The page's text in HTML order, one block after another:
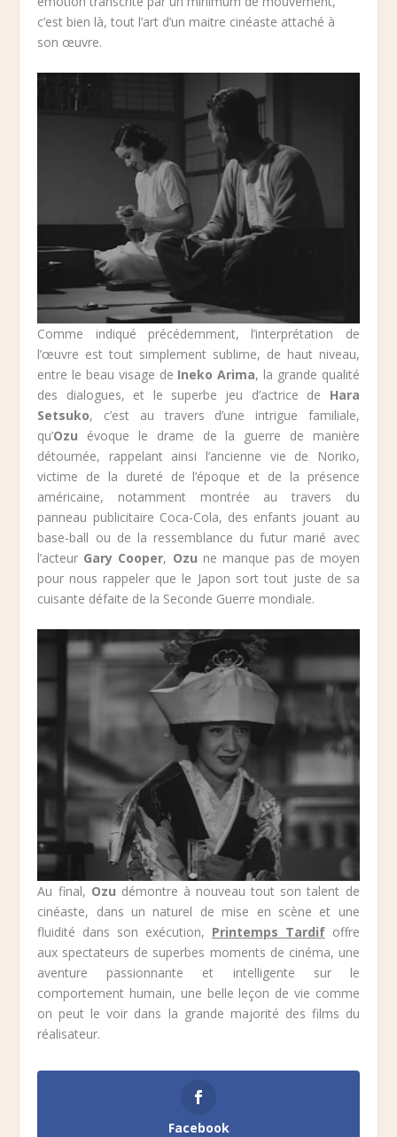
c’est bien là, tout l’art d’un maitre cinéaste attaché à
son œuvre.
Comme indiqué précédemment, l’interprétation de
l’œuvre est tout simplement sublime, de haut niveau,
entre le beau visage de Ineko Arima, la grande qualité
des dialogues, et le superbe jeu d’actrice de Hara
Setsuko, c’est au travers d’une intrigue familiale,
qu’Ozu évoque le drame de la guerre de manière
détournée, rappelant ainsi l’ancienne vie de Noriko,
victime de la dureté de l’époque et de la présence
américaine, notamment montrée au travers du
panneau publicitaire Coca-Cola, des enfants jouant au
base-ball ou de la ressemblance du futur marié avec
l’acteur Gary Cooper, Ozu ne manque pas de moyen
pour nous rappeler que le Japon sort tout juste de sa
cuisante défaite de la Seconde Guerre mondiale.
Au final, Ozu démontre à nouveau tout son talent de
cinéaste, dans un naturel de mise en scène et une
fluidité dans son exécution, Printemps Tardifoffre
aux spectateurs de superbes moments de cinéma, une
aventure passionnante et intelligente sur le
comportement humain, une belle leçon de vie comme
on peut le voir dans la grande majorité des films du
réalisateur.
Facebook